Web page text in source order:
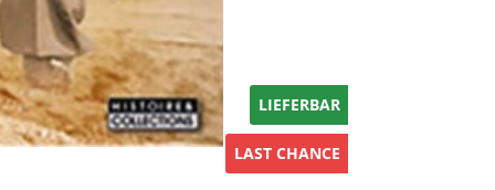
LIEFERBAR
LAST CHANCE